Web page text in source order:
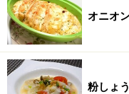
オニオ
粉しょ